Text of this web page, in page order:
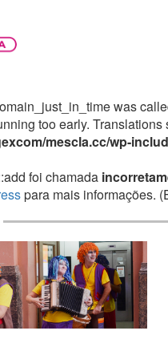
was
too early.
mescla.cc/wp-
foi chamada
para mais informações.